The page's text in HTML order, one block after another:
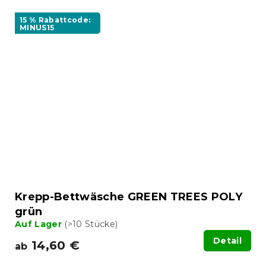
15 % Rabattcode:
MINUS15
Krepp-Bettwäsche GREEN TREES POLY
grün
Auf Lager (>10 Stücke)
ab 14,60 € Detail